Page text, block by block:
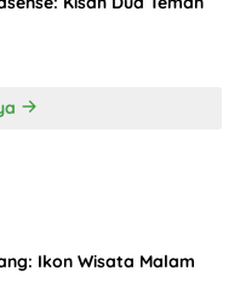
Ikon Wisata Malam